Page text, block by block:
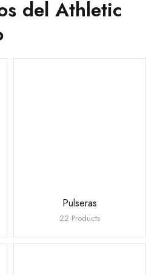
del Athletic
Pulseras
22 Products